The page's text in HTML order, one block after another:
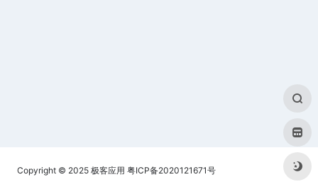
Copyright © 2025 极客应用 粤ICP备2020121671号